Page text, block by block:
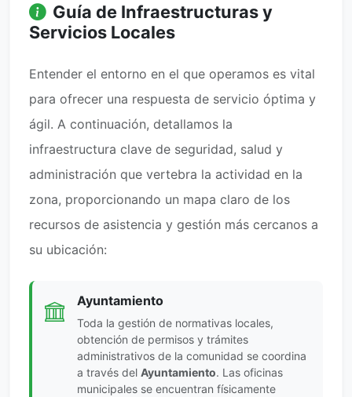
Guía de Infraestructuras y
Servicios Locales
Entender el entorno en el que operamos es vital
para ofrecer una respuesta de servicio óptima y
ágil. A continuación, detallamos la
infraestructura clave de seguridad, salud y
administración que vertebra la actividad en la
zona, proporcionando un mapa claro de los
recursos de asistencia y gestión más cercanos a
su ubicación:
Ayuntamiento
Toda la gestión de normativas locales,
obtención de permisos y trámites
administrativos de la comunidad se coordina
a través del Ayuntamiento. Las oficinas
municipales se encuentran físicamente